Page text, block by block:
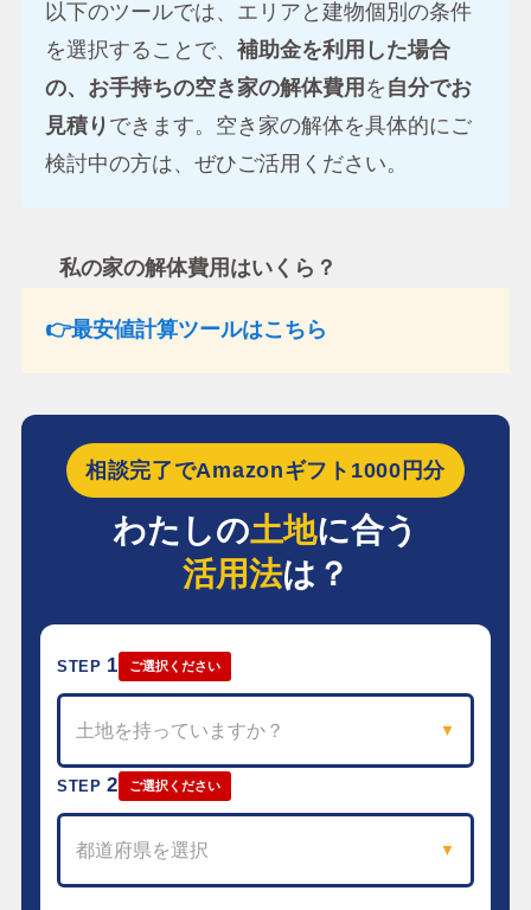
以下のツールでは、エリアと建物個別の条件
を選択することで、 補助金を利用した場合
の、お手持ちの空き家の解体費用 を 自分でお
見積り できます。空き家の解体を具体的にご
検討中の方は、ぜひご活用ください。
私の家の解体費用はいくら？
👉最安値計算ツールはこちら
相談完了でAmazonギフト1000円分
わたしの土地に合う
活用法は？
STEP 1 ご選択ください
土地を持っていますか？ ▼
STEP2 ご選択ください
都道府県を選択 ▼